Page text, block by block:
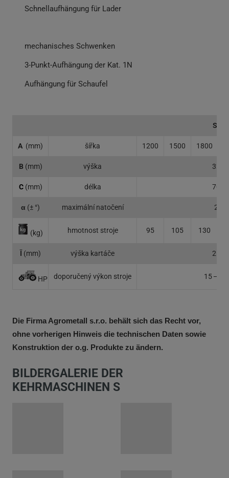
Schnellaufhängung für Lader
mechanisches Schwenken
3-Punkt-Aufhängung der Kat. 1N
Aufhängung für Schaufel
SM
A (mm) šířka 1200 1500 1800
B (mm) výška 320
C(mm) délka 700
α (± °) maximální natočení 20
(kg) hmotnost stroje 95 105 130
Ī (mm) výška kartáče 250
HP doporučený výkon stroje 15 ─
Die Firma Agrometall s.r.o. behält sich das Recht vor,
ohne vorherigen Hinweis die technischen Daten sowie
Konstruktion der o.g. Produkte zu ändern.
BILDERGALERIE DER
KEHRMASCHINEN S